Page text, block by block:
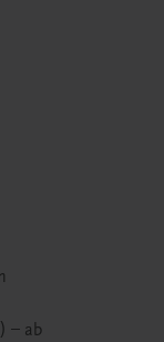
– ab